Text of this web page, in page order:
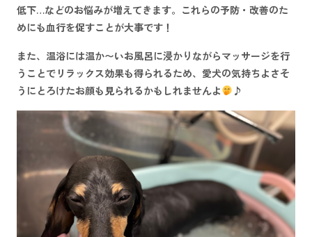
低下…などのお悩みが増えてきます。これらの予防・改善のた
めにも血行を促すことが大事です！
また、温浴には温か〜いお風呂に浸かりながらマッサージを行
うことで リラックス効果も得られるため、愛犬の気持ちよさそ
うにとろけたお顔も見られるかもしれませんよ
♪